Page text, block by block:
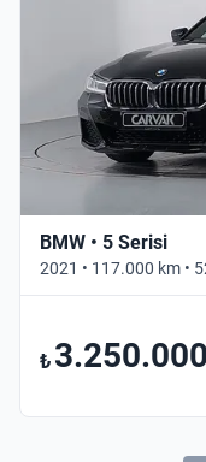
BMW • 5 Serisi
2021 • 117.000 km •
₺ 3.250.000